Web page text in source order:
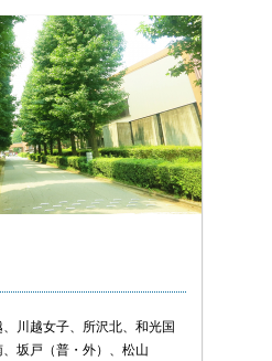
川越女子、所沢北、和光国
坂戸（普・外）、松山